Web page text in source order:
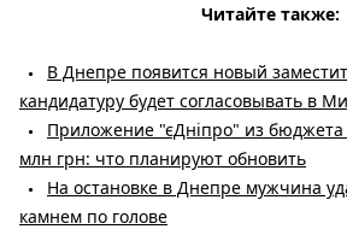
Читайте также:
В Днепре появится новый
кандидатуру будет согласовывать в
Приложение "єДніпро" из
млн грн: что планируют обновить
На остановке в Днепре мужчина
камнем по голове